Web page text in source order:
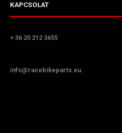
KAPCSOLAT
+ 36 20 212 3655
info@racebikeparts.eu